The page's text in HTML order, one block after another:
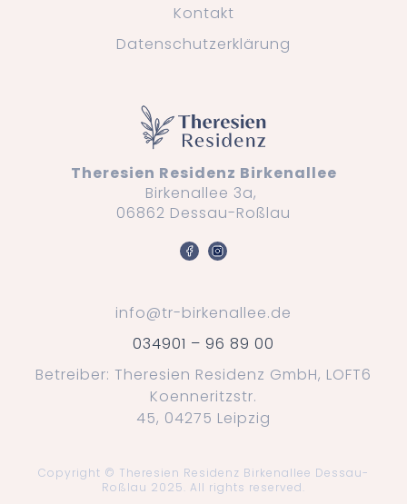
Kontakt
Datenschutzerklärung
Theresien Residenz Birkenallee
Birkenallee 3a,
06862 Dessau-Roßlau
info@tr-birkenallee.de
034901 – 96 89 00
Betreiber: Theresien Residenz GmbH, LOFT6
Koenneritzstr.
45, 04275 Leipzig
Copyright © Theresien Residenz Birkenallee Dessau-
Roßlau 2025. All rights reserved.